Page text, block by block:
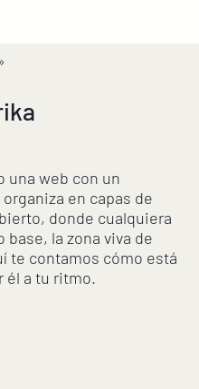
una web con un
en capas de
donde cualquiera
base, la zona viva de
te contamos cómo está
él a tu ritmo.